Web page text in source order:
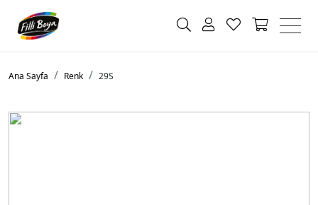
Ana Sayfa Renk 29S